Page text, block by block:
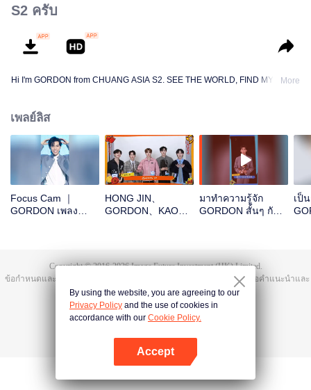
S2 ครับ
Hi I'm GORDON from CHUANG ASIA S2. SEE THE WORLD, FIND MYSELF!
More
เพลย์ลิส
Focus Cam ｜
GORDON เพลง
HONG JIN、
GORDON、KAO、
Let's witness the
มาทำความรู้จัก
GORDON สั้นๆ กัน
เป็
Copyright © 2016-2026Image Future Investment (HK) Limited.
ข้อกำหนดและเงื่อนไข
| เสนอคำแนะนำและ
ข้อติชม | @TencentVideo
By using the website, you are agreeing to our
Privacy Policy and the use of cookies in
accordance with our Cookie Policy.
Accept